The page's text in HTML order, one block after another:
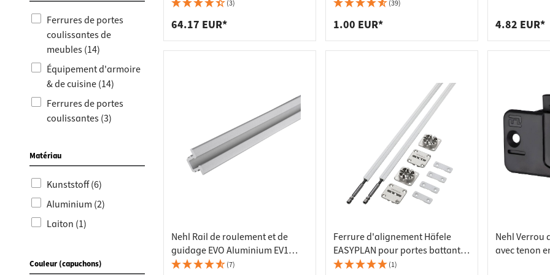
Tiroirs
Ferrures de portes
coulissantes de
meubles (14)
Équipement d'armoire
& de cuisine (14)
Ferrures de portes
coulissantes (3)
(3)
(1)
Matériau
Kunststoff (6)
Aluminium (2)
Laiton (1)
Couleur (capuchons)
(3)
64.17 EUR*
(39)
1.00 EUR* 4.82 EUR*
Nehl Rail de roulement et de
guidage EVO Aluminium EV1
Capacité de charge 20 kg
(7)
Ferrure d'alignement Häfele
EASYPLAN pour portes battantes
et coulissantes jusqu'à 2250 mm
(1)
Nehl Verrou
avec tenon